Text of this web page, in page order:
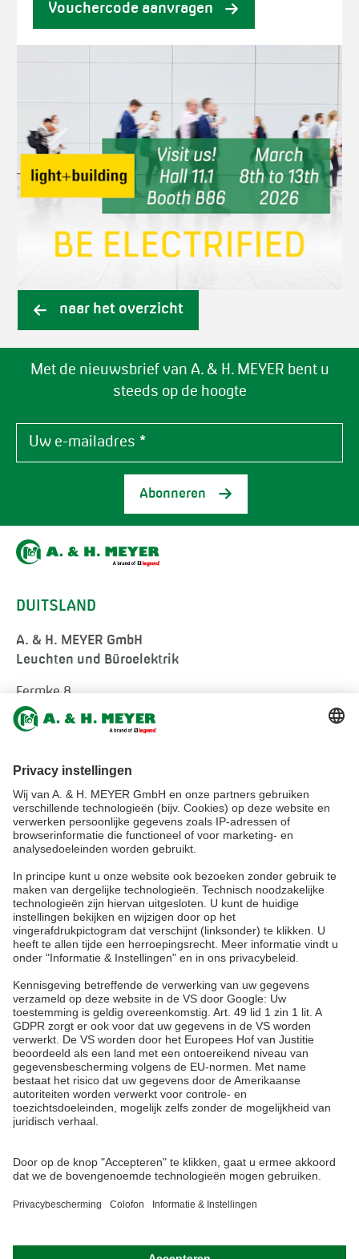
Vouchercode aanvragen
naar het overzicht
Met de nieuwsbrief van A. & H. MEYER bent u
steeds op de hoogte
Abonneren
DUITSLAND
A. & H. MEYER GmbH
Leuchten und Büroelektrik
Fermke 8
32694 Dörentrup
Germany
tel.:
+49 5265 9488-0
info@ah-meyer.de
MALEISIË
A. & H. MEYER Sdn. Bhd.
528797-M
No. 3, Jalan Astaka U8/84
Section U8, Bukit Jelutong
40150 Shah Alam, Selangor
Malaysia
tel.:+60 3 7845 7277
sales@ah-meyer.com.my
Contact formulier
Colofon